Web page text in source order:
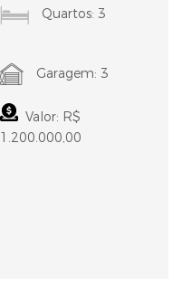
Quartos: 3
Garagem: 3
Valor: R$
1.200.000,00